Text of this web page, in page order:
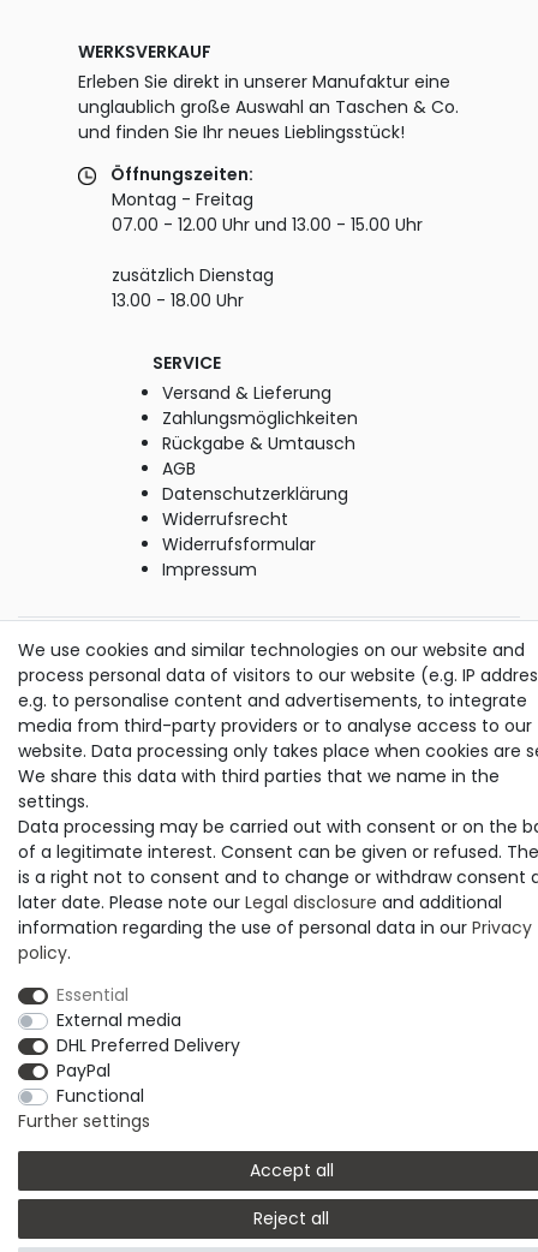
WERKSVERKAUF
Erleben Sie direkt in unserer Manufaktur eine
unglaublich große Auswahl an Taschen & Co.
und finden Sie Ihr neues Lieblingsstück!
Öffnungszeiten:
Montag - Freitag
07.00 - 12.00 Uhr und 13.00 - 15.00 Uhr
zusätzlich Dienstag
13.00 - 18.00 Uhr
SERVICE
Versand & Lieferung
Zahlungsmöglichkeiten
Rückgabe & Umtausch
AGB
Datenschutzerklärung
Widerrufsrecht
Widerrufsformular
Impressum
© Copyright M. Thielemann GmbH 2020 | Alle Rechte
vorbehalten.
alle Preise inkl. gesetzlicher MwSt. | zzgl. Versandkosten
We use cookies and similar technologies on our website and
process personal data of visitors to our website (e.g. IP
e.g. to personalise content and advertisements, to integrate
media from third-party providers or to analyse access to our
website. Data processing only takes place when cookies are
We share this data with third parties that we name in the
settings.
Data processing may be carried out with consent or on the
of a legitimate interest. Consent can be given or refused.
is a right not to consent and to change or withdraw consent
later date. Please note our Legal disclosure and additional
information regarding the use of personal data in our Privacy
policy.
Essential
External media
DHL Preferred Delivery
PayPal
Functional
Further settings
Accept all
Reject all